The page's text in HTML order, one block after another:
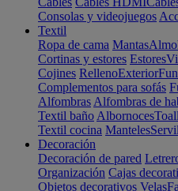
Consolas y videojuegos
Textil
Ropa de cama Mantas
Cortinas y estores Estores
Cojines RellenoExterior
Complementos para sofás
Alfombras Alfombras de
Textil baño Albornoces
Textil cocina Manteles
Decoración
Decoración de pared
Organización Cajas
Objetos decorativos Velas